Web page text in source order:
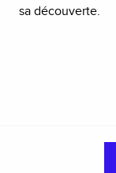
sa découverte.